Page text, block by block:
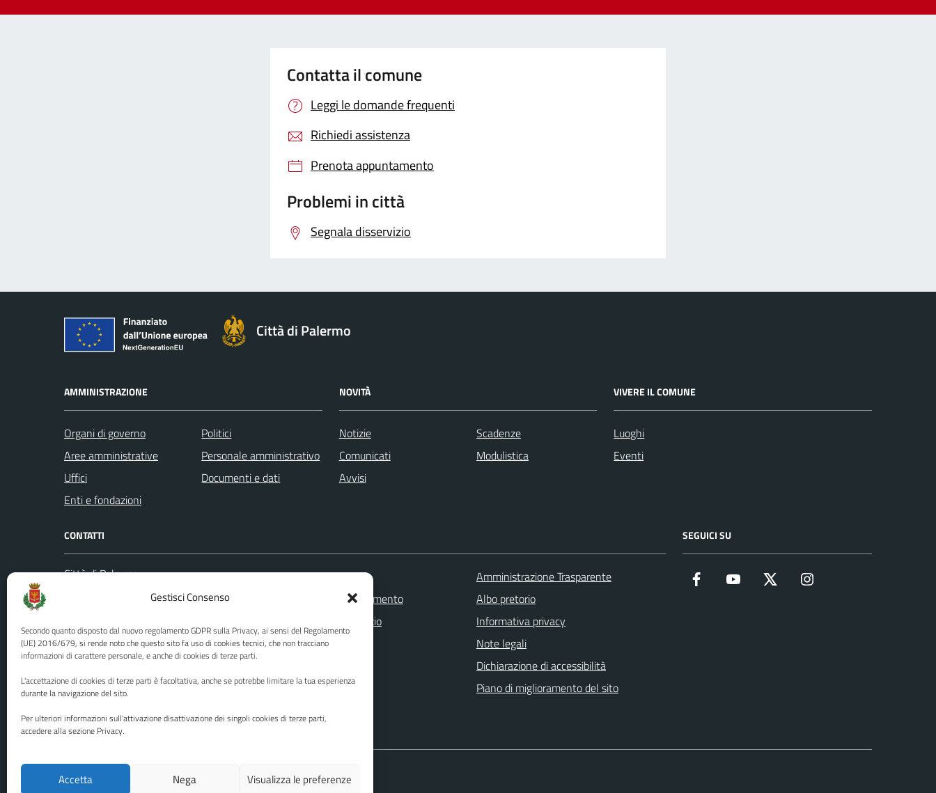
Gestisci Consenso
Secondo quanto disposto dal nuovo regolamento GDPR sulla Privacy, ai sensi del Regolamento
(UE) 2016/679, si rende noto che questo sito fa uso di cookies tecnici, che non tracciano
informazioni di carattere personale, e anche di cookies di terze parti.
L'accettazione di cookies di terze parti è facoltativa, anche se potrebbe limitare la tua esperienza
durante la navigazione del sito.
Per ulteriori informazioni sull'attivazione disattivazione dei singoli cookies di terze parti,
accedere alla sezione Privacy.
Accetta Nega Visualizza le preferenze
Contatta il comune
Leggi le domande frequenti
Richiedi assistenza
Prenota appuntamento
Problemi in città
Segnala disservizio
Città di Palermo
AMMINISTRAZIONE
Organi di governo
Aree amministrative
Uffici
Enti e fondazioni
Politici
Personale amministrativo
Documenti e dati
NOVITÀ
Notizie
Comunicati
Avvisi
Scadenze
Modulistica
VIVERE IL COMUNE
Luoghi
Eventi
CONTATTI
Città di Palermo
Codice fiscale / P. IVA:80016350821
U.O. Ufficio Relazioni con il Pubblico
(URP)
Numero verde: 0917401111
PEC:protocollo@cert.comune.palermo.it
Leggi le FAQ
Prenotazione appuntamento
Segnalazione disservizio
Richiesta assistenza
Amministrazione Trasparente
Albo pretorio
Informativa privacy
Note legali
Dichiarazione di accessibilità
Piano di miglioramento del sito
SEGUICI SU
Facebook YouTube Twitter
Media policy
Mappa del sito